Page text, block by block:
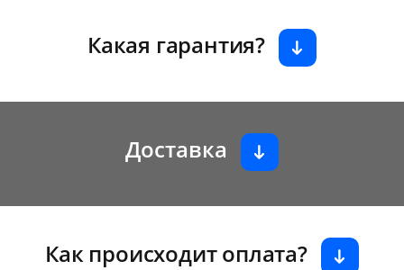
Какая гарантия?
Доставка
Как происходит оплата?